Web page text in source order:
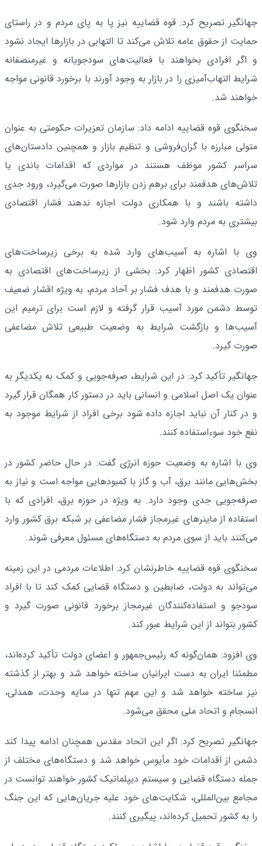
جهانگیر تصریح کرد: قوه قضاییه نیز پا به پای مردم و در راستای
حمایت از حقوق عامه تلاش می‌کند تا التهابی در بازارها ایجاد نشود
و اگر افرادی بخواهند با فعالیت‌های سودجویانه و غیرمنصفانه
شرایط التهاب‌آمیزی را در بازار به وجود آورند با برخورد قانونی مواجه
خواهند شد.
سخنگوی قوه قضاییه ادامه داد: سازمان تعزیرات حکومتی به عنوان
متولی مبارزه با گران‌فروشی و تنظیم بازار و همچنین دادستان‌های
سراسر کشور موظف هستند در مواردی که اقدامات باندی یا
تلاش‌های هدفمند برای برهم زدن بازارها صورت می‌گیرد، ورود جدی
داشته باشند و با همکاری دولت اجازه ندهند فشار اقتصادی
بیشتری به مردم وارد شود.
وی با اشاره به آسیب‌های وارد شده به برخی زیرساخت‌های
اقتصادی کشور اظهار کرد: بخشی از زیرساخت‌های اقتصادی به
صورت هدفمند و با هدف فشار بر آحاد مردم، به ویژه اقشار ضعیف
توسط دشمن مورد آسیب قرار گرفته و لازم است برای ترمیم این
آسیب‌ها و بازگشت شرایط به وضعیت طبیعی تلاش مضاعفی
صورت گیرد.
جهانگیر تأکید کرد: در این شرایط، صرفه‌جویی و کمک به یکدیگر به
عنوان یک اصل اسلامی و انسانی باید در دستور کار همگان قرار گیرد
و در کنار آن نباید اجازه داده شود برخی افراد از شرایط موجود به
نفع خود سوءاستفاده کنند.
وی با اشاره به وضعیت حوزه انرژی گفت: در حال حاضر کشور در
بخش‌هایی مانند برق، آب و گاز با کمبودهایی مواجه است و نیاز به
صرفه‌جویی جدی وجود دارد. به ویژه در حوزه برق، افرادی که با
استفاده از ماینرهای غیرمجاز فشار مضاعفی بر شبکه برق کشور وارد
می‌کنند باید از سوی مردم به دستگاه‌های مسئول معرفی شوند.
سخنگوی قوه قضاییه خاطرنشان کرد: اطلاعات مردمی در این زمینه
می‌تواند به دولت، ضابطین و دستگاه قضایی کمک کند تا با افراد
سودجو و استفاده‌کنندگان غیرمجاز برخورد قانونی صورت گیرد و
کشور بتواند از این شرایط عبور کند.
وی افزود: همان‌گونه که رئیس‌جمهور و اعضای دولت تأکید کرده‌اند،
مطمئنا ایران به دست ایرانیان ساخته خواهد شد و بهتر از گذشته
نیز ساخته خواهد شد و این مهم تنها در سایه وحدت، همدلی،
انسجام و اتحاد ملی محقق می‌شود.
جهانگیر تصریح کرد: اگر این اتحاد مقدس همچنان ادامه پیدا کند
دشمن از اقدامات خود مأیوس خواهد شد و دستگاه‌های مختلف از
جمله دستگاه قضایی و سیستم دیپلماتیک کشور خواهند توانست در
مجامع بین‌المللی، شکایت‌های خود علیه جریان‌هایی که این جنگ
را به کشور تحمیل کرده‌اند، پیگیری کنند.